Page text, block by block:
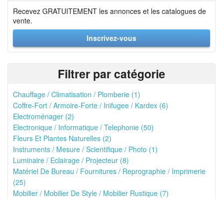
Recevez GRATUITEMENT les annonces et les catalogues de
vente.
Inscrivez-vous
Filtrer par catégorie
Chauffage / Climatisation / Plomberie (1)
Coffre-Fort / Armoire-Forte / Inifugee / Kardex (6)
Electroménager (2)
Electronique / Informatique / Telephonie (50)
Fleurs Et Plantes Naturelles (2)
Instruments / Mesure / Scientifique / Photo (1)
Luminaire / Eclairage / Projecteur (8)
Matériel De Bureau / Fournitures / Reprographie / Imprimerie
(25)
Mobilier / Mobilier De Style / Mobilier Rustique (7)